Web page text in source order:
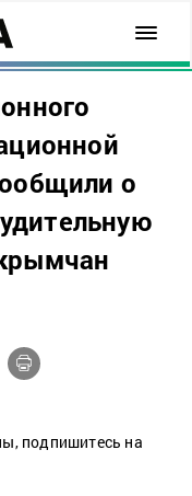
о
подпишитесь на